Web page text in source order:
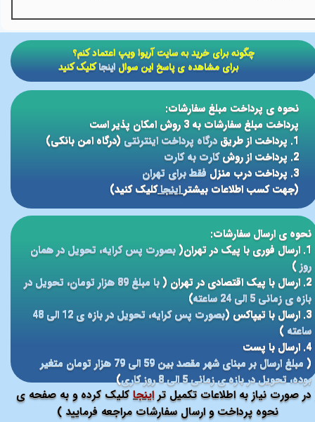
صورت نیاز به اطلاعات تکمیل تراینجا کلیک کرده و به صفحه ی
نحوه پرداخت و ارسال سفارشات مراجعه فرمایید )
نحوه ی پرداخت مبلغ سفارشات:
پرداخت مبلغ سفارشات به 3 روش امکان پذیر است
1. پرداخت از طریق
درگاه پرداخت اینترنتی(درگاه امن بانکی)
2. پرداخت از روش
کارت به کارت
3. پرداخت درب منزل
فقط برای تهران
(جهت کسب اطلاعات بیشتر اینجاکلیک کنید)
نحوه ی ارسال سفارشات:
1. ارسال فوری با پیک در تهران(
بصورت پس کرایه، تحویل در همان
روز)
2. ارسال با پیک اقتصادی در تهران (
با مبلغ 89 هزار تومان، تحویل در
بازه ی زمانی 5 الی 24 ساعته
)
3. ارسال با تیپاکس (
بصورت پس کرایه، تحویل در بازه ی 12 الی 48
ساعته )
4. ارسال با پست
(
مبلغ ارسال بر مبنای شهر مقصد بین 59 الی 79 هزار تومان متغیر
بوده، تحویل در بازه ی زمانی 5 الی 8 روز کاری
)
​​چگونه برای خرید به سایت آریوا ویپ اعتماد کنم؟
برای مشاهده ی پاسخ این سوالاینجاکلیک کنید